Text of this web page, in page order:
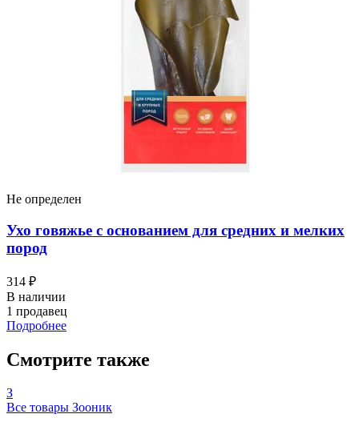
Не определен
Ухо говяжье с основанием для средних и мелких
пород
314 ₽
В наличии
1 продавец
Подробнее
Смотрите также
З
Все товары Зооник